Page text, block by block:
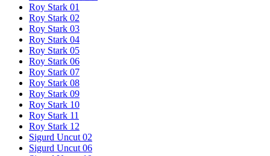
Roy Stark 01
Roy Stark 02
Roy Stark 03
Roy Stark 04
Roy Stark 05
Roy Stark 06
Roy Stark 07
Roy Stark 08
Roy Stark 09
Roy Stark 10
Roy Stark 11
Roy Stark 12
Sigurd Uncut 02
Sigurd Uncut 06